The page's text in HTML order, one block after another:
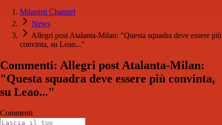
Milanisti Channel
News
Allegri post Atalanta-Milan: "Questa squadra deve essere più
convinta, su Leao..."
Commenti: Allegri post Atalanta-Milan:
"Questa squadra deve essere più convinta,
su Leao..."
Commenti